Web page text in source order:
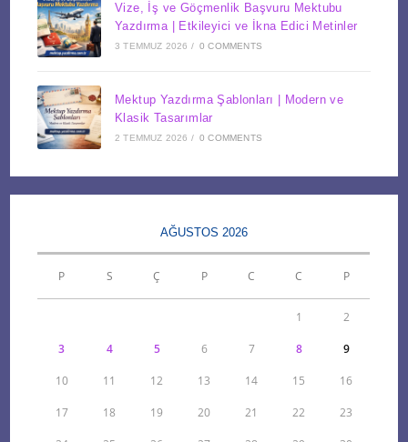
Vize, İş ve Göçmenlik Başvuru Mektubu
Yazdırma | Etkileyici ve İkna Edici Metinler
3 TEMMUZ 2026 / 0 COMMENTS
Mektup Yazdırma Şablonları | Modern ve
Klasik Tasarımlar
2 TEMMUZ 2026 / 0 COMMENTS
AĞUSTOS 2026
P S Ç P C C P
1 2
3 4 5 6 7 8 9
10 11 12 13 14 15 16
17 18 19 20 21 22 23